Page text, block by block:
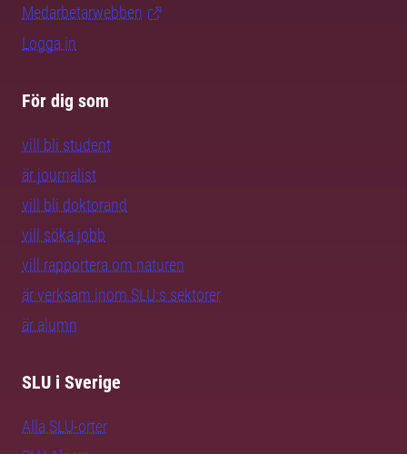
Medarbetarwebben
Logga in
För dig som
vill bli student
är journalist
vill bli doktorand
vill söka jobb
vill rapportera om naturen
är verksam inom SLU:s sektorer
är alumn
SLU i Sverige
Alla SLU-orter